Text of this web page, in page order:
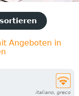
Angeboten in
italiano, greco